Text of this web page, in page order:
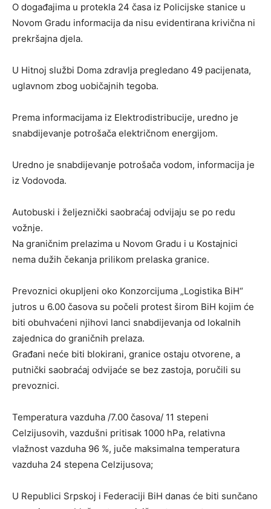
O događajima u protekla 24 časa iz Policijske stanice u
Novom Gradu informacija da nisu evidentirana krivična ni
prekršajna djela.
U Hitnoj službi Doma zdravlja pregledano 49 pacijenata,
uglavnom zbog uobičajnih tegoba.
Prema informacijama iz Elektrodistribucije, uredno je
snabdijevanje potrošača električnom energijom.
Uredno je snabdijevanje potrošača vodom, informacija je
iz Vodovoda.
Autobuski i željeznički saobraćaj odvijaju se po redu
vožnje.
Na graničnim prelazima u Novom Gradu i u Kostajnici
nema dužih čekanja prilikom prelaska granice.
Prevoznici okupljeni oko Konzorcijuma „Logistika BiH“
jutros u 6.00 časova su počeli protest širom BiH kojim će
biti obuhvaćeni njihovi lanci snabdijevanja od lokalnih
zajednica do graničnih prelaza.
Građani neće biti blokirani, granice ostaju otvorene, a
putnički saobraćaj odvijaće se bez zastoja, poručili su
prevoznici.
Temperatura vazduha /7.00 časova/ 11 stepeni
Celzijusovih, vazdušni pritisak 1000 hPa, relativna
vlažnost vazduha 96 %, juče maksimalna temperatura
vazduha 24 stepena Celzijusova;
U Republici Srpskoj i Federaciji BiH danas će biti sunčano